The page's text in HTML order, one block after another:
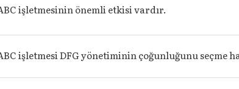
işletmesinin önemli etkisi vardır.
işletmesi DFG yönetiminin çoğunluğunu seçme